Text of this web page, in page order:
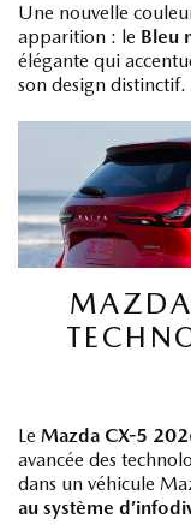
Une nouvelle
apparition : le Bleu
élégante qui
son design distinctif.
Le Mazda CX-5
avancée des
dans un véhicule
au système